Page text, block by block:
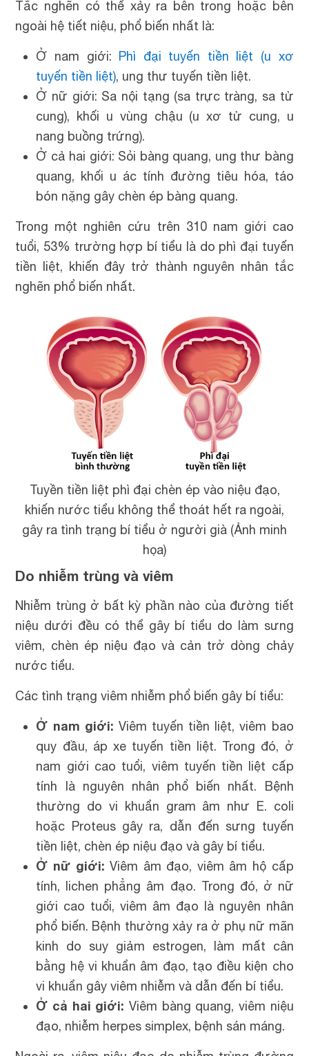
Tắc nghẽn có thể xảy ra bên trong hoặc bên
ngoài hệ tiết niệu, phổ biến nhất là:
Ở nam giới: Phì đại tuyến tiền liệt (u xơ
tuyến tiền liệt), ung thư tuyến tiền liệt.
Ở nữ giới: Sa nội tạng (sa trực tràng, sa tử
cung), khối u vùng chậu (u xơ tử cung, u
nang buồng trứng).
Ở cả hai giới: Sỏi bàng quang, ung thư bàng
quang, khối u ác tính đường tiêu hóa, táo
bón nặng gây chèn ép bàng quang.
Trong một nghiên cứu trên 310 nam giới cao
tuổi, 53% trường hợp bí tiểu là do phì đại tuyến
tiền liệt, khiến đây trở thành nguyên nhân tắc
nghẽn phổ biến nhất.
Tuyền tiền liệt phì đại chèn ép vào niệu đạo,
khiến nước tiểu không thể thoát hết ra ngoài,
gây ra tình trạng bí tiểu ở người già (Ảnh minh
họa)
Do nhiễm trùng và viêm
Nhiễm trùng ở bất kỳ phần nào của đường tiết
niệu dưới đều có thể gây bí tiểu do làm sưng
viêm, chèn ép niệu đạo và cản trở dòng chảy
nước tiểu.
Các tình trạng viêm nhiễm phổ biến gây bí tiểu:
Ở nam giới: Viêm tuyến tiền liệt, viêm bao
quy đầu, áp xe tuyến tiền liệt. Trong đó, ở
nam giới cao tuổi, viêm tuyến tiền liệt cấp
tính là nguyên nhân phổ biến nhất. Bệnh
thường do vi khuẩn gram âm như E. coli
hoặc Proteus gây ra, dẫn đến sưng tuyến
tiền liệt, chèn ép niệu đạo và gây bí tiểu.
Ở nữ giới: Viêm âm đạo, viêm âm hộ cấp
tính, lichen phẳng âm đạo. Trong đó, ở nữ
giới cao tuổi, viêm âm đạo là nguyên nhân
phổ biến. Bệnh thường xảy ra ở phụ nữ mãn
kinh do suy giảm estrogen, làm mất cân
bằng hệ vi khuẩn âm đạo, tạo điều kiện cho
vi khuẩn gây viêm nhiễm và dẫn đến bí tiểu.
Ở cả hai giới: Viêm bàng quang, viêm niệu
đạo, nhiễm herpes simplex, bệnh sán máng.